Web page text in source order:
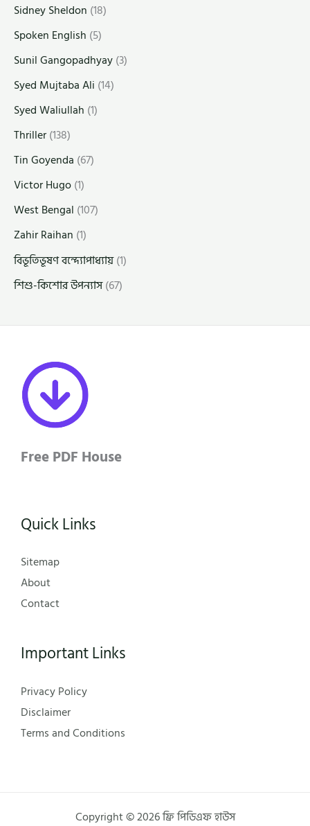
Sidney Sheldon (18)
Spoken English (5)
Sunil Gangopadhyay(3)
Syed Mujtaba Ali (14)
Syed Waliullah (1)
Thriller(138)
Tin Goyenda (67)
Victor Hugo(1)
West Bengal (107)
Zahir Raihan (1)
বিভূতিভূষণ বন্দ্যোপাধ্যায়(1)
শিশু-কিশোর উপন্যাস(67)
Free PDF House
Quick Links
Sitemap
About
Contact
Important Links
Privacy Policy
Disclaimer
Terms and Conditions
Copyright © 2026 ফ্রি পিডিএফ হাউস